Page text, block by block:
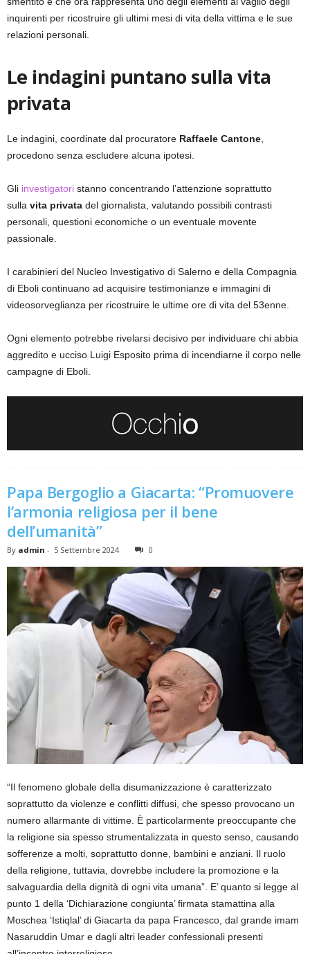
inquirenti per ricostruire gli ultimi mesi di vita della vittima e le sue
relazioni personali.
Le indagini puntano sulla vita
privata
Le indagini, coordinate dal procuratore Raffaele Cantone
procedono senza escludere alcuna ipotesi.
Gli investigatori stanno concentrando l’attenzione soprattutto
sulla vita privata del giornalista, valutando possibili contrasti
personali, questioni economiche o un eventuale movente
passionale.
I carabinieri del Nucleo Investigativo di Salerno e della Compagnia
di Eboli continuano ad acquisire testimonianze e immagini di
videosorveglianza per ricostruire le ultime ore di vita del 53enne.
Ogni elemento potrebbe rivelarsi decisivo per individuare chi abbia
aggredito e ucciso Luigi Esposito prima di incendiarne il corpo nelle
campagne di Eboli.
Papa Bergoglio a Giacarta: “Promuovere
l’armonia religiosa per il bene
dell’umanità”
By admin - 5 Settembre 2024 0
“Il fenomeno globale della disumanizzazione è caratterizzato
soprattutto da violenze e conflitti diffusi, che spesso provocano un
numero allarmante di vittime. È particolarmente preoccupante che
la religione sia spesso strumentalizzata in questo senso, causando
sofferenze a molti, soprattutto donne, bambini e anziani. Il ruolo
della religione, tuttavia, dovrebbe includere la promozione e la
salvaguardia della dignità di ogni vita umana”. E’ quanto si legge al
punto 1 della ‘Dichiarazione congiunta’ firmata stamattina alla
Moschea ‘Istiqlal’ di Giacarta da papa Francesco, dal grande imam
Nasaruddin Umar e dagli altri leader confessionali presenti